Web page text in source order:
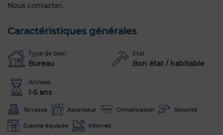
Nous contacter.
Caractéristiques générales
Type de bien
Bureau
Etat
Bon état / habitable
Années
1-5 ans
Terrasse Ascenseur Climatisation Sécurité
Cuisine équipée Internet